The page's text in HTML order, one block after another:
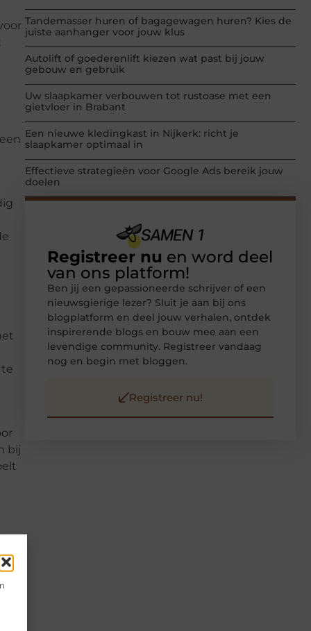
bij
Tandemasser huren of bagagewagen huren? Kies de
juiste aanhanger voor jouw klus
Autolift of goederenlift kiezen wat past bij jouw
gebouw en gebruik
Uw slaapkamer verbouwen tot rustoase met een
gietvloer in Brabant
Een nieuwe kledingkast in Nijkerk: richt je
slaapkamer optimaal in
Effectieve strategieën voor Google Ads bereik jouw
doelen
Registreer nu en word deel
van ons platform!
Ben jij een gepassioneerde schrijver of een
nieuwsgierige lezer? Sluit je aan bij ons
blogplatform en deel jouw verhalen, ontdek
inspirerende blogs en bouw mee aan een
levendige community. Registreer vandaag
nog en begin met bloggen.
Registreer nu!